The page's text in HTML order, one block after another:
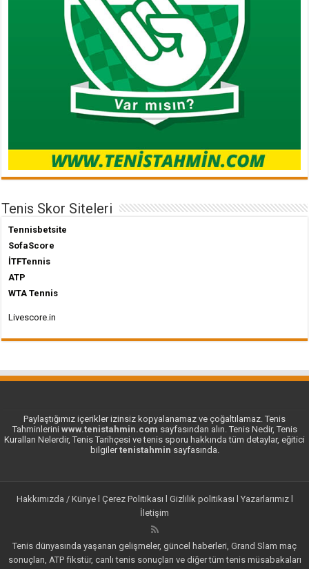
Tenis Skor Siteleri
Tennisbetsite
SofaScore
İTFTennis
ATP
WTA Tennis
Livescore.in
Paylaştığımız içerikler izinsiz kopyalanamaz ve çoğaltılamaz. Tenis
Tahminlerini www.tenistahmin.com sayfasından alın. Tenis Nedir, Tenis
Kuralları Nelerdir, Tenis Tarihçesi ve tenis sporu hakkında tüm detaylar, eğitici
bilgilertenistahmin sayfasında.
Hakkımızda / Künyel Çerez Politikası l Gizlilik politikası l Yazarlarımızl
İletişim
Tenis dünyasında yaşanan gelişmeler, güncel haberleri, Grand Slam maç
sonuçları, ATP fikstür, canlı tenis sonuçları ve diğer tüm tenis müsabakaları